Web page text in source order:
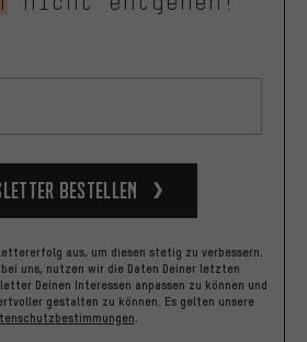
bestellen
aus, um diesen stetig zu verbessern.
uns, nutzen wir die Daten Deiner letzten
Deinen Interessen anpassen zu können und
gestalten zu können. Es gelten unsere
.